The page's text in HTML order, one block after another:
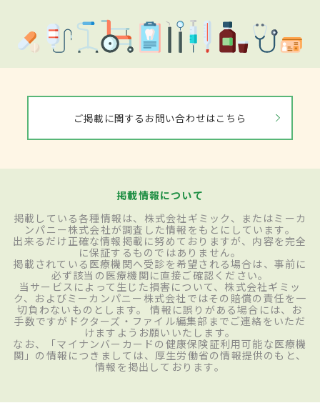
ご掲載に関するお問い合わせはこちら
掲載情報について
掲載している各種情報は、株式会社ギミック、またはミーカ
ンパニー株式会社が調査した情報をもとにしています。
出来るだけ正確な情報掲載に努めておりますが、内容を完全
に保証するものではありません。
掲載されている医療機関へ受診を希望される場合は、事前に
必ず該当の医療機関に直接ご確認ください。
当サービスによって生じた損害について、株式会社ギミッ
ク、およびミーカンパニー株式会社ではその賠償の責任を一
切負わないものとします。 情報に誤りがある場合には、お
手数ですがドクターズ・ファイル編集部までご連絡をいただ
けますようお願いいたします。
なお、「マイナンバーカードの健康保険証利用可能な医療機
関」の情報につきましては、厚生労働省の情報提供のもと、
情報を掲出しております。